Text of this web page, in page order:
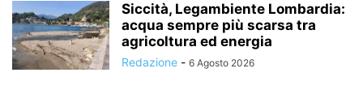
Siccità, Legambiente Lombardia:
acqua sempre più scarsa tra
agricoltura ed energia
Redazione - 6 Agosto 2026